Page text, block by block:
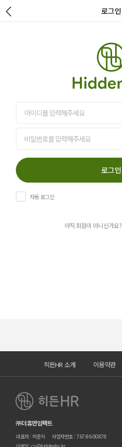
로그인
로그인
자동 로그인
아직 회원이 아니신가요?
히든HR 소개 이용약관
㈜더휴먼임팩트
대표자 : 허준식
사업자번호 : 767-86-00878